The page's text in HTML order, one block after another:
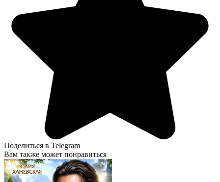
Поделиться в Telegram
Вам также может понравиться